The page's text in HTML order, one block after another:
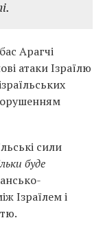
Арагчі
атаки Ізраїлю
сили
буде
Ізраїлем і